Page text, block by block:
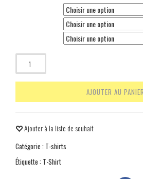
Quantité
AJOUTER AU PANIER
Ajouter à la liste de souhait
Catégorie : T-shirts
Étiquette : T-Shirt